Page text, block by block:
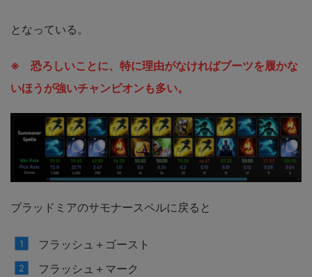
となっている。
※ 恐ろしいことに、特に理由がなければブーツを履かな
いほうが強いチャンピオンも多い。
ブラッドミアのサモナースペルに戻ると
フラッシュ＋ゴースト
フラッシュ＋マーク